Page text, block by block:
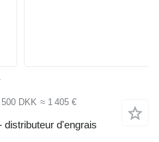
500 DKK ≈ 1 405 €
distributeur d'engrais